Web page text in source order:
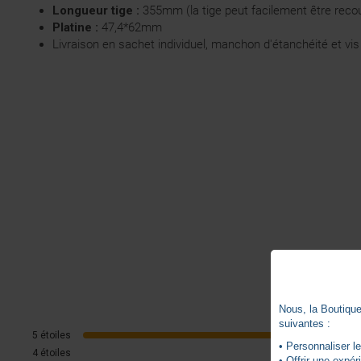
Longueur tige : 355mm (la tige peut facilement être
Platine : 47,4*62mm
Livraison en sachet individuel, manchon d'étanchéité et
5 étoiles
4 étoiles
Nous, la
suivantes :
• Personnaliser